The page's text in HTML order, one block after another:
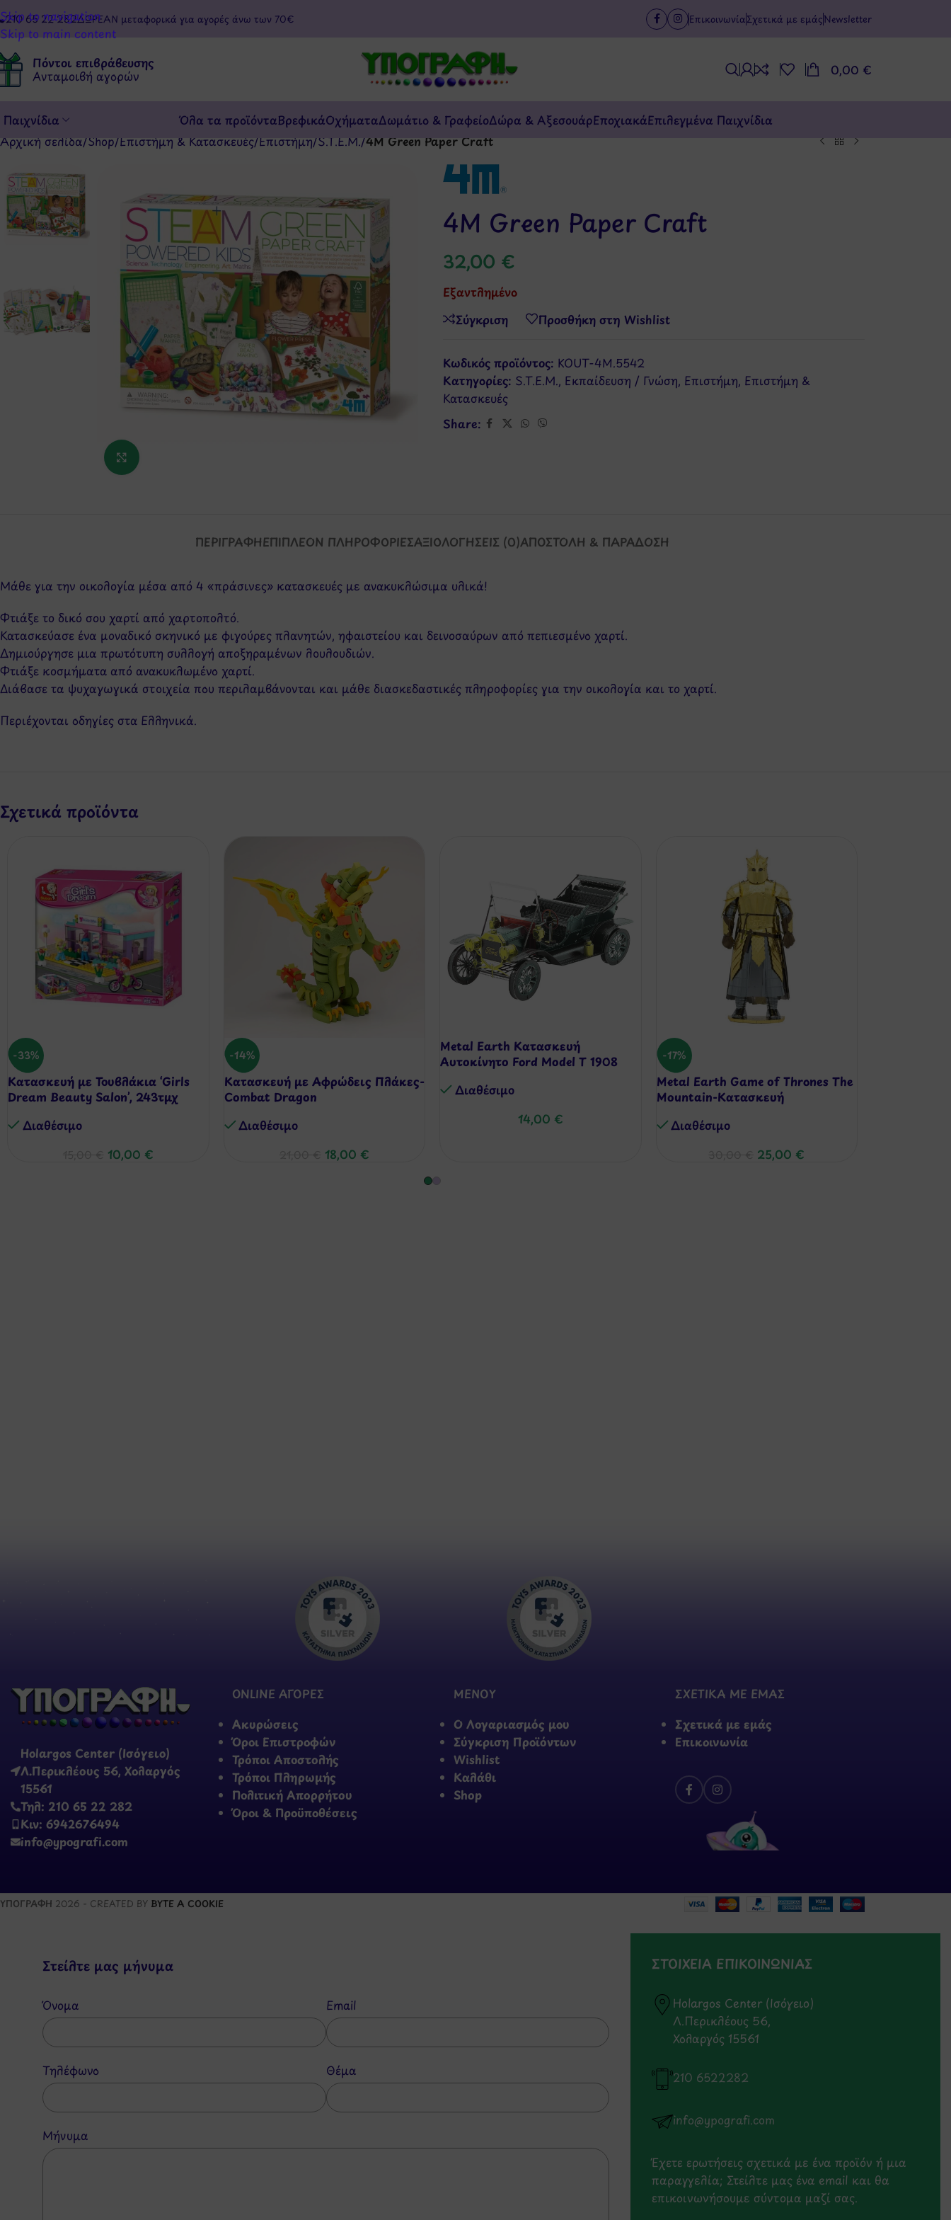
Skip to navigation
Skip to main content
210 65 22 282ΔΩΡΕΑΝ μεταφορικά για αγορές άνω των 70€ Επικοινωνία Σχετικά με εμάςNewsletter
Πόντοι επιβράβευσης
Ανταμοιβή αγορών 0,00 €
Παιχνίδια Όλα τα προϊόνταΒρεφικάΟχήματαΔωμάτιο & ΓραφείοΔώρα & ΑξεσουάρΕποχιακάΕπιλεγμένα Παιχνίδια
Αρχική σελίδα/Shop/Επιστήμη & Κατασκευές/Επιστήμη/S.T.E.M./4M Green Paper Craft
4M Green Paper Craft
32,00 €
Εξαντλημένο
Σύγκριση
Προσθήκη στη Wishlist
Κωδικός προϊόντος: KOUT-4M.5542
Κατηγορίες: S.T.E.M., Εκπαίδευση / Γνώση, Επιστήμη, Επιστήμη &
Κατασκευές
Share:
ΠΕΡΙΓΡΑΦΉΕΠΙΠΛΈΟΝ ΠΛΗΡΟΦΟΡΊΕΣΑΞΙΟΛΟΓΉΣΕΙΣ (0)ΑΠΟΣΤΟΛΉ & ΠΑΡΆΔΟΣΗ
Μάθε για την οικολογία μέσα από 4 «πράσινες» κατασκευές με ανακυκλώσιμα υλικά!
Φτιάξε το δικό σου χαρτί από χαρτοπολτό.
Κατασκεύασε ένα μοναδικό σκηνικό με φιγούρες πλανητών, ηφαιστείου και δεινοσαύρων από πεπιεσμένο χαρτί.
Δημιούργησε μια πρωτότυπη συλλογή αποξηραμένων λουλουδιών.
Φτιάξε κοσμήματα από ανακυκλωμένο χαρτί.
Διάβασε τα ψυχαγωγικά στοιχεία που περιλαμβάνονται και μάθε διασκεδαστικές πληροφορίες για την οικολογία και το χαρτί.
Περιέχονται οδηγίες στα Ελληνικά.
Σχετικά προϊόντα
-33%
Κατασκευή με Τουβλάκια ‘Girls
Dream Beauty Salon’, 243τμχ
Διαθέσιμo
10,00 €
-14%
Κατασκευή με Αφρώδεις Πλάκες-
Combat Dragon
Διαθέσιμo
18,00 €
Metal Earth Κατασκευή
Αυτοκίνητο Ford Model T 1908
Διαθέσιμo
14,00 €
-17%
Metal Earth Game of Thrones The
Mountain-Κατασκευή
Διαθέσιμo
25,00€
Holargos Center (Ισόγειο)
Λ.Περικλέους 56, Χολαργός
15561
Τηλ: 210 65 22 282
Κιν: 6942676494
info@ypografi.com
ONLINE ΑΓΟΡΕΣ
Ακυρώσεις
Όροι Επιστροφών
Τρόποι Αποστολής
Τρόποι Πληρωμής
Πολιτική Απορρήτου
Όροι & Προϋποθέσεις
ΜΕΝΟΥ
Ο Λογαριασμός μου
Σύγκριση Προϊόντων
Wishlist
Καλάθι
Shop
ΣΧΕΤΙΚΑ ΜΕ ΕΜΑΣ
Σχετικά με εμάς
Επικοινωνία
ΥΠΟΓΡΑΦΗ 2026 - CREATED BY BYTE A COOKIE
Στείλτε μας μήνυμα
Όνομα Email
Τηλέφωνο Θέμα
Μήνυμα
ΣΤΟΙΧΕΙΑ ΕΠΙΚΟΙΝΩΝΙΑΣ
Holargos Center (Ισόγειο)
Λ.Περικλέους 56,
Χολαργός 15561
210 6522282
info@ypografi.com
Έχετε ερωτήσεις σχετικά με ένα προϊόν ή μια
παραγγελία; Στείλτε μας ένα email και θα
επικοινωνήσουμε σύντομα μαζί σας.